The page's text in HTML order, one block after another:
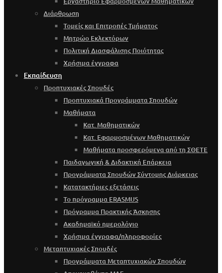
Διάρθρωση
Τομείς και Επιτροπές Τμήματος
Μητρώο Εκλεκτόρων
Πολιτική Διασφάλισης Ποιότητας
Χρήσιμα έγγραφα
Εκπαίδευση
Προπτυχιακές Σπουδές
Προπτυχιακά Προγράμματα Σπουδών
Μαθήματα
Κατ. Μαθηματικών
Κατ. Εφαρμοσμένων Μαθηματικών
Μαθήματα προσφερόμενα από τη ΣΘΕΤΕ
Παιδαγωγική & Διδακτική Επάρκεια
Προγράμματα Σπουδών Σύντομης Διάρκειας
Κατατακτήριες εξετάσεις
Το πρόγραμμα ERASMUS
Πρόγραμμα Πρακτικής Άσκησης
Ακαδημαϊκό ημερολόγιο
Χρήσιμα έγγραφα/πληροφορίες
Μεταπτυχιακές Σπουδές
Προγράμματα Μεταπτυχιακών Σπουδών